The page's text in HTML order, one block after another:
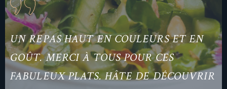
UN REPAS HAUT EN COULEURS ET EN
GOÛT. MERCI À TOUS POUR CES
FABULEUX PLATS. HÂTE DE DÉCOUVRIR